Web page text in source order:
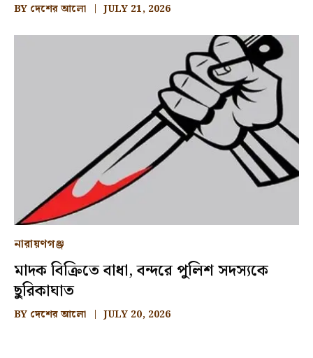
BY দেশের আলো JULY 21, 2026
নারায়ণগঞ্জ
মাদক বিক্রিতে বাধা, বন্দরে পুলিশ সদস্যকে
ছুরিকাঘাত
BY দেশের আলো JULY 20, 2026